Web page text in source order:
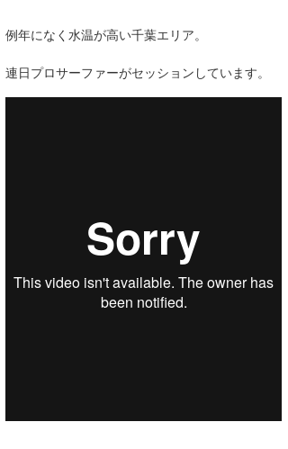
例年になく水温が高い千葉エリア。
連日プロサーファーがセッションしています。
mitsuteru Kamio
Yasunari Inoue
CBA Films
SURFMEDIA
Colors MAGAZINE
波伝説アンバサダー/プロライダー
福島寿実子
田原啓江
波伝説スタッフ
chan-U